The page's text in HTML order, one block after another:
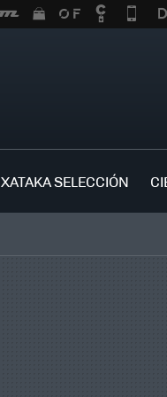
XATAKA SELECCIÓN